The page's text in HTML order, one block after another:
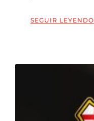
SEGUIR LEYENDO